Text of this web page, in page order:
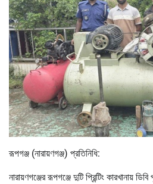
রূপগঞ্জ (নারায়ণগঞ্জ) প্রতিনিধি:
নারায়ণগঞ্জের রূপগঞ্জে দুটি প্রিন্টিং কারখানায়